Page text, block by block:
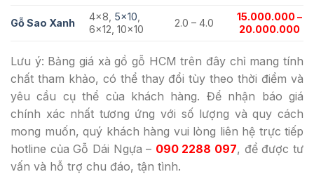
Gỗ Sao Xanh
4×8, 5×10
6×12, 10×10
2.0 – 4.0
15.000.000 –
20.000.000
Lưu ý: Bảng giá xà gồ gỗ HCM trên đây chỉ mang tính
chất tham khảo, có thể thay đổi tùy theo thời điểm và
yêu cầu cụ thể của khách hàng. Để nhận báo giá
chính xác nhất tương ứng với số lượng và quy cách
mong muốn, quý khách hàng vui lòng liên hệ trực tiếp
hotline của Gỗ Dái Ngựa – 090 2288 097, để được tư
vấn và hỗ trợ chu đáo, tận tình.